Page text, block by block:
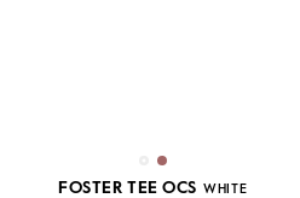
FOSTER TEE OCS WHITE